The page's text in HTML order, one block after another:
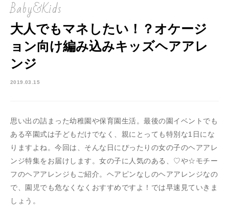
Baby&Kids
大人でもマネしたい！？オケージ
ョン向け編み込みキッズヘアアレ
ンジ
2019.03.15
思い出の詰まった幼稚園や保育園生活。最後の園イベントでも
ある卒園式は子どもだけでなく、親にとっても特別な1日にな
りますよね。今回は、そんな日にぴったりの女の子のヘアアレ
ンジ特集をお届けします。女の子に人気のある、♡や☆モチー
フのヘアアレンジもご紹介。ヘアピンなしのヘアアレンジなの
で、園児でも危なくなくおすすめですよ！では早速見ていきま
しょう。